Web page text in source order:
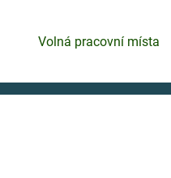
Volná pracovní místa